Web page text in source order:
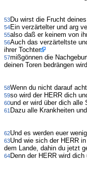
53Du wirst die Frucht
54Ein verzärtelter und arg
55also daß er keinem von
56Auch das verzärteltste
ihrer Tochter
57mißgönnen die
deinen Toren bedrängen
58Wenn du nicht darauf
59so wird der HERR dich
60und er wird über dich alle
61Dazu alle Krankheiten
62Und es werden euer
63Und wie sich der HERR
dem Lande, dahin du jetzt
64Denn der HERR wird